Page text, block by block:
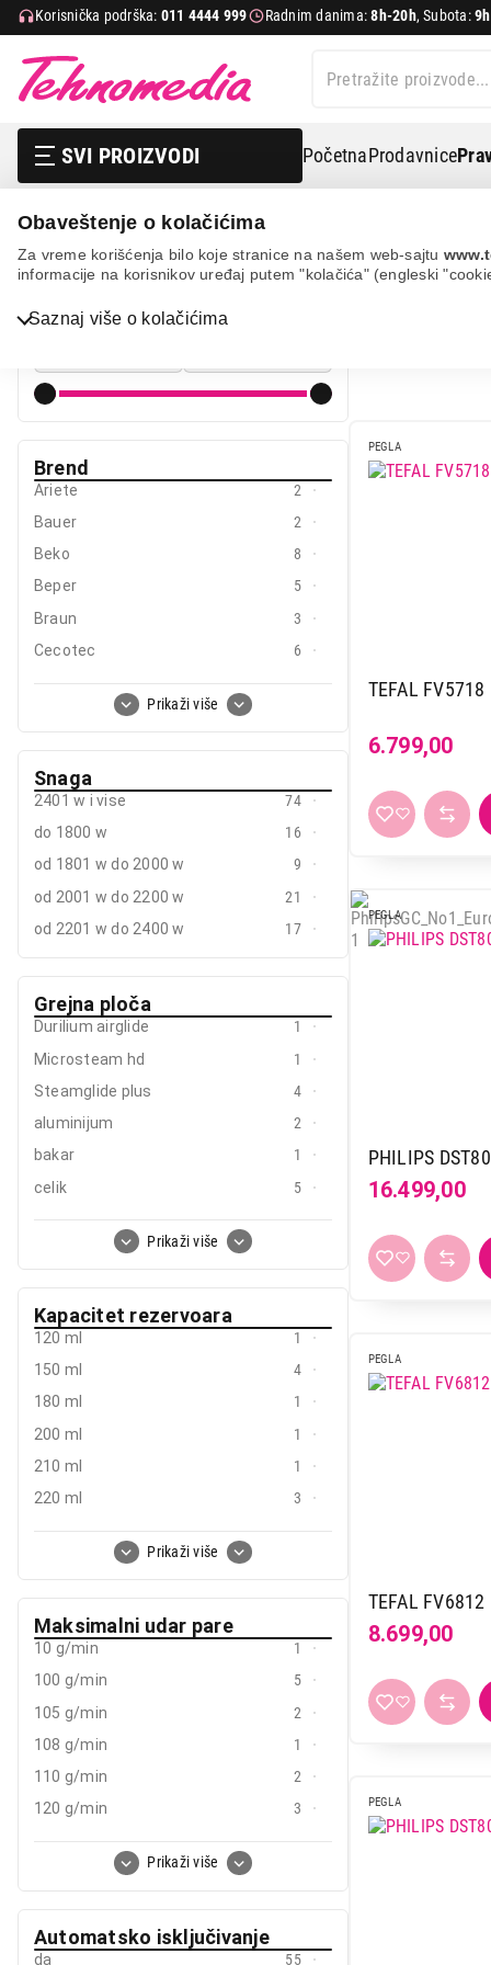
Obaveštenje o kolačićima
Za vreme korišćenja bilo koje stranice na našem web-sajtu
informacije na korisnikov uređaj putem "kolačića" (engleski
Saznaj više o kolačićima
Korisnička podrška: 011 4444 999 Radnim danima:8h-20h, Subota:
SVI PROIZVODI PočetnaProdavnice
Bela tehnika
Mobilni telefoni i tableti
Mali kuhinjski aparati
Grejanje i hlađenje
Sport i putovanje
Sve za kuću i baštu
Vesa
Mali kućni aparati Pegle
Cena od Cena do
Brend
Prikaži više
Ariete
2
Bauer
2
Beko
8
Beper
5
Braun
3
Cecotec
6
Clatronic
3
Electrolux
2
Gorenje
Linea
4
Philips
25
Rowenta
7
Russell hobbs
7
Sencor
3
Tristar
Vivax
5
Vox
19
Snaga
2401 w i vise
74
do 1800 w
16
od 1801 w do 2000 w
9
od 2001 w do 2200 w
21
od 2201 w do 2400 w
17
Grejna ploča
Prikaži više
Durilium airglide
1
Microsteam hd
1
Steamglide plus
4
aluminijum
2
bakar
1
celik
5
inox
12
teflon
3
titanijum
Kapacitet rezervoara
Prikaži više
120 ml
1
150 ml
4
180 ml
1
200 ml
1
210 ml
1
220 ml
3
240 ml
6
260 ml
2
270 ml
280 ml
5
300 ml
27
310 ml
1
315 ml
1
320 ml
8
350 ml
17
40 ml
1
400 ml
8
Maksimalni udar pare
Prikaži više
10 g/min
1
100 g/min
5
105 g/min
2
108 g/min
1
110 g/min
2
120 g/min
3
130 g/min
2
15 g/min
Automatsko isključivanje
da 55
PEGLE NA
PEGLA
TEFAL FV5718
6.799,00
PEGLA
PHILIPS
16.499,00
PEGLA
TEFAL FV6812
8.699,00
PEGLA